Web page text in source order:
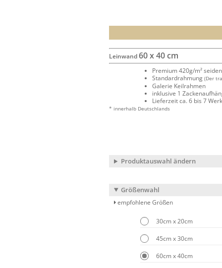
Leinwand60 x 40 cm
Premium 420g/m²
Standardrahmung (Der
Galerie Keilrahmen
inklusive 1
Lieferzeit ca. 6 bis 7
* innerhalb Deutschlands
Produktauswahl ändern
Größenwahl
empfohlene Größen
30cm x 20cm
45cm x 30cm
60cm x 40cm